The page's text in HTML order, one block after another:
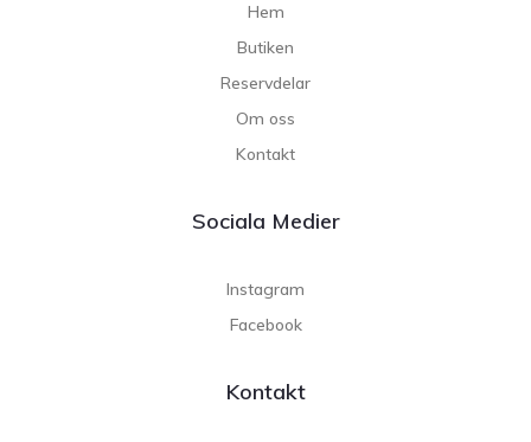
Hem
Butiken
Reservdelar
Om oss
Kontakt
Sociala Medier
Instagram
Facebook
Kontakt